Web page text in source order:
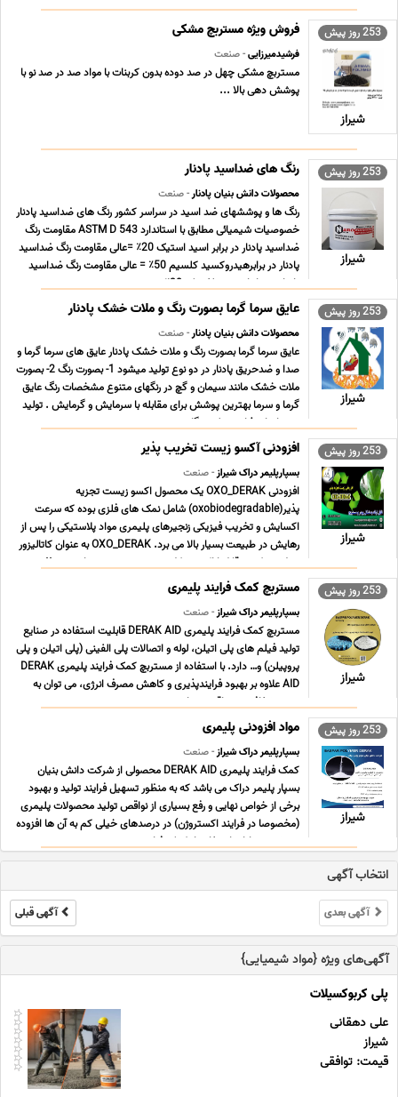
اکنون در قالب شرکت پترو آپادانا آراز پارس فعالیت های خود را ادامه
خواهد داد. http//www.petroapada ... ...
253 روز پیش
شیراز
فروش ویژه مستربچ مشکی
فرشیدمیرزایی- صنعت
مستربچ مشکی چهل در صد دوده بدون کربنات با مواد صد در صد نو با
پوشش دهی بالا ...
253 روز پیش
شیراز
رنگ های ضداسید پادنار
محصولات دانش بنیان پادنار- صنعت
رنگ ها و پوششهای ضد اسید در سراسر کشور رنگ های ضداسید پادنار
خصوصیات شیمیائی مطابق با استاندارد ASTM D 543 مقاومت رنگ
ضداسید پادنار در برابر اسید استیک 20٪ =عالی مقاومت رنگ ضداسید
پادنار در برابرهیدروکسید کلسیم 50٪ = عالی مقاومت رنگ ضداسید
پادنار در برابراسید سولفوریک 30٪ = ... ...
253 روز پیش
شیراز
عایق سرما گرما بصورت رنگ و ملات خشک پادنار
محصولات دانش بنیان پادنار- صنعت
عایق سرما گرما بصورت رنگ و ملات خشک پادنار عایق های سرما گرما و
صدا و ضدحریق پادنار در دو نوع تولید میشود 1- بصورت رنگ 2- بصورت
ملات خشک مانند سیمان و گچ در رنگهای متنوع مشخصات رنگ عایق
گرما و سرما بهترین پوشش برای مقابله با سرمایش و گرمایش . تولید
شده از نانو ذرات زیولیتی گا ... ...
253 روز پیش
شیراز
افزودنی آکسو زیست تخریب پذیر
بسپارپلیمر دراک شیراز- صنعت
افزودنی OXO_DERAK یک محصول اکسو زیست تجزیه
پذیر(oxobiodegradable) شامل نمک های فلزی بوده که سرعت
اکسایش و تخریب فیزیکی زنجیرهای پلیمری مواد پلاستیکی را پس از
رهایش در طبیعت بسیار بالا می برد. OXO_DERAK به عنوان کاتالیزور
عمل می کند و قابل ارائه به شکل پودر و مستربچ می باشد. ttps ... ...
253 روز پیش
شیراز
مستربچ کمک فرایند پلیمری
بسپارپلیمر دراک شیراز- صنعت
مستربچ کمک فرایند پلیمری DERAK AID قابلیت استفاده در صنایع
تولید فیلم های پلی اتیلن، لوله و اتصالات پلی الفینی (پلی اتیلن و پلی
پروپیلن) و… دارد. با استفاده از مستربچ کمک فرایند پلیمری DERAK
AID علاوه بر بهبود فرایندپذیری و کاهش مصرف انرژی، می توان به
بهبود شفافیت و براقیت، چاپ پ ... ...
253 روز پیش
شیراز
مواد افزودنی پلیمری
بسپارپلیمر دراک شیراز- صنعت
کمک فرایند پلیمری DERAK AID محصولی از شرکت دانش بنیان
بسپار پلیمر دراک می باشد که به منظور تسهیل فرایند تولید و بهبود
برخی از خواص نهایی و رفع بسیاری از نواقص تولید محصولات پلیمری
(مخصوصا در فرایند اکستروژن) در درصدهای خیلی کم به آن ها افزوده
می شود. مزایای استفاده از کمک فرایند ... ...
انتخاب آگهی
آگهی بعدی آگهی قبلی
آگهی‌های ویژه {مواد شیمیایی}
پلی کربوکسیلات
علی دهقانی
شیراز
قیمت: توافقی